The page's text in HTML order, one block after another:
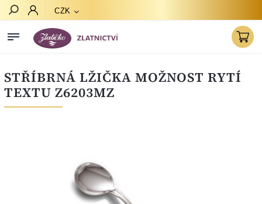
CZK
STŘÍBRNÁ LŽIČKA MOŽNOST RYTÍ
TEXTU Z6203MZ